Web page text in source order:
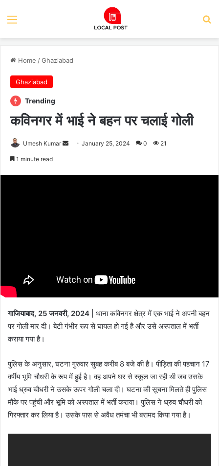
Menu
Home /Ghaziabad
Ghaziabad
Trending
कविनगर में भाई ने बहन पर चलाई गोली
Umesh Kumar
SendJanuary 25, 2024 0 21
1 minute read
गाजियाबाद, 25 जनवरी, 2024 | थाना कविनगर क्षेत्र में एक भाई ने अपनी बहन
पर गोली मार दी। बेटी गंभीर रूप से घायल हो गई है और उसे अस्पताल में भर्ती
कराया गया है।
पुलिस के अनुसार, घटना गुरुवार सुबह करीब 8 बजे की है। पीड़िता की पहचान 17
वर्षीय भूमि चौधरी के रूप में हुई है। वह अपने घर से स्कूल जा रही थी जब उसके
भाई ध्रुव चौधरी ने उसके ऊपर गोली चला दी। घटना की सूचना मिलते ही पुलिस
मौके पर पहुंची और भूमि को अस्पताल में भर्ती कराया। पुलिस ने ध्रुव चौधरी को
गिरफ्तार कर लिया है। उसके पास से अवैध तमंचा भी बरामद किया गया है।